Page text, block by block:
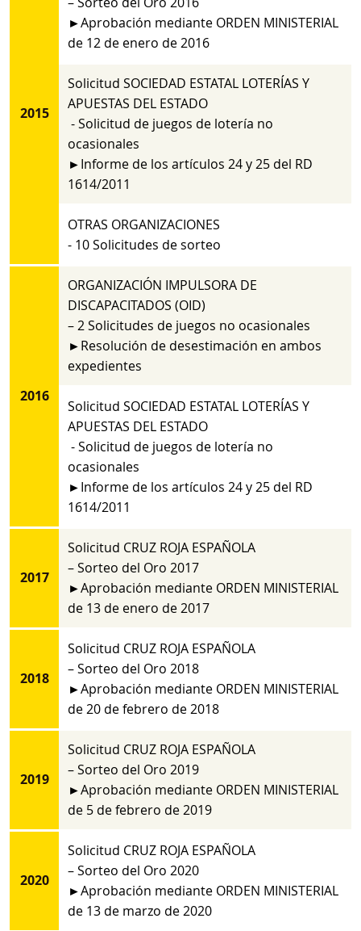
2015
►Aprobación mediante ORDEN MINISTERIAL
de 12 de enero de 2016
Solicitud SOCIEDAD ESTATAL LOTERÍAS Y
APUESTAS DEL ESTADO
- Solicitud de juegos de lotería no
ocasionales
►Informe de los artículos 24 y 25 del RD
1614/2011
OTRAS ORGANIZACIONES
- 10 Solicitudes de sorteo
2016
ORGANIZACIÓN IMPULSORA DE
DISCAPACITADOS (OID)
– 2 Solicitudes de juegos no ocasionales
►Resolución de desestimación en ambos
expedientes
Solicitud SOCIEDAD ESTATAL LOTERÍAS Y
APUESTAS DEL ESTADO
- Solicitud de juegos de lotería no
ocasionales
►Informe de los artículos 24 y 25 del RD
1614/2011
2017
Solicitud CRUZ ROJA ESPAÑOLA
– Sorteo del Oro 2017
►Aprobación mediante ORDEN MINISTERIAL
de 13 de enero de 2017
2018
Solicitud CRUZ ROJA ESPAÑOLA
– Sorteo del Oro 2018
►Aprobación mediante ORDEN MINISTERIAL
de 20 de febrero de 2018
2019
Solicitud CRUZ ROJA ESPAÑOLA
– Sorteo del Oro 2019
►Aprobación mediante ORDEN MINISTERIAL
de 5 de febrero de 2019
2020
Solicitud CRUZ ROJA ESPAÑOLA
– Sorteo del Oro 2020
►Aprobación mediante ORDEN MINISTERIAL
de 13 de marzo de 2020